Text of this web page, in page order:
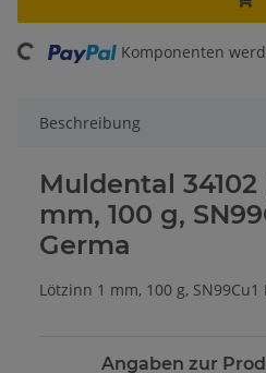
Komponenten
Beschreibung
Muldental 34102
mm, 100 g,
Germa
Lötzinn 1 mm, 100 g, SN99Cu1
Angaben zur